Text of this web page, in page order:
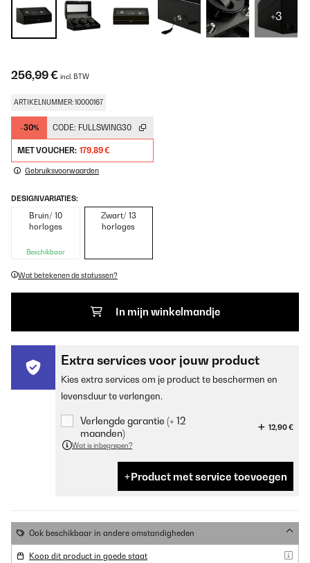
+3
256,99 € incl. BTW
ARTIKELNUMMER: 10000167
-30% CODE: FULLSWING30
MET VOUCHER: 179,89 €
Gebruiksvoorwaarden
DESIGNVARIATIES:
Bruin/ 10
horloges
Beschikbaar
Zwart/ 13
horloges
Wat betekenen de statussen?
In mijn winkelmandje
Extra services voor jouw product
Kies extra services om je product te beschermen en
levensduur te verlengen.
Verlengde garantie (+ 12
maanden)
12,90 €
Wat is inbegrepen?
Product met service toevoegen
Ook beschikbaar in andere omstandigheden
Koop dit product in goede staat